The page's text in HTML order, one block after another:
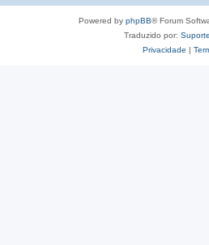
Powered by phpBB® Forum
Traduzido por:
Privacidade |